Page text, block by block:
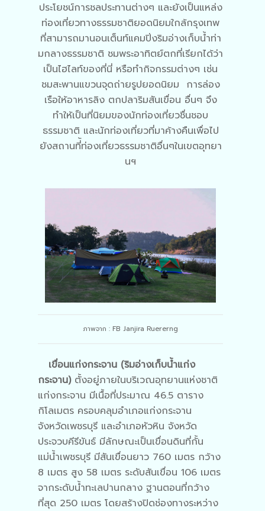
ประโยชน์การชลประทานต่างๆ และยังเป็นแหล่ง
ท่องเที่ยวทางธรรมชาติยอดนิยมใกล้กรุงเทพ
ที่สามารถมานอนเต็นท์แคมปิ่งริมอ่างเก็บน้ำท่า
มกลางธรรมชาติ ชมพระอาทิตย์ตกที่เรียกได้ว่า
เป็นไฮไลท์ของที่นี่ หรือทำกิจกรรมต่างๆ เช่น
ชมสะพานแขวนจุดถ่ายรูปยอดนิยม การล่อง
เรือให้อาหารลิง ตกปลาริมสันเขื่อน อื่นๆ จึง
ทำให้เป็นที่นิยมของนักท่องเที่ยวชื่นชอบ
ธรรมชาติ และนักท่องเที่ยวที่มาค้างคืนเพื่อไป
ยังสถานที่้ท่องเที่ยวธรรมชาติอื่นๆในเขตอุทยา
นฯ
ภาพจาก : FB Janjira Ruererng
เขื่อนแก่งกระจาน (ริมอ่างเก็บน้ำแก่ง
กระจาน)ตั้งอยู่ภายในบริเวณอุทยานแห่งชาติ
แก่งกระจาน มีเนื้อที่ประมาณ 46.5 ตาราง
กิโลเมตร ครอบคลุมอำเภอแก่งกระจาน
จังหวัดเพชรบุรี และอำเภอหัวหิน จังหวัด
ประจวบคีรีขันธ์ มีลักษณะเป็นเขื่อนดินที่กั้น
แม่น้ำเพชรบุรี มีสันเขื่อนยาว 760 เมตร กว้าง
8 เมตร สูง 58 เมตร ระดับสันเขื่อน 106 เมตร
จากระดับน้ำทะเลปานกลาง ฐานตอนที่กว้าง
ที่สุด 250 เมตร โดยสร้างปิดช่องทางระหว่าง